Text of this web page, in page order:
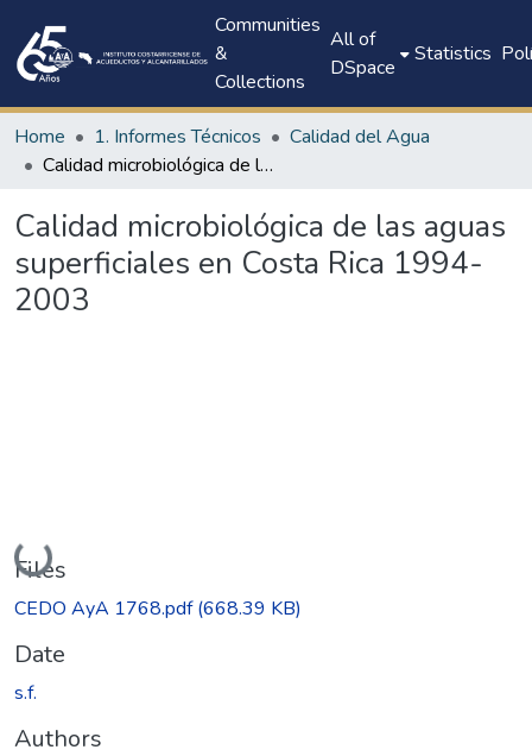
Communities
&
Collections
All of
DSpace
Statistics
Home 1. Informes Técnicos
Calidad del Agua
Calidad microbiológica de las aguas superficiales en Costa Rica 1994-2003
Calidad microbiológica de las aguas
superficiales en Costa Rica 1994-
2003
Loading...
Files
CEDO AyA 1768.pdf(668.39 KB)
Date
s.f.
Authors